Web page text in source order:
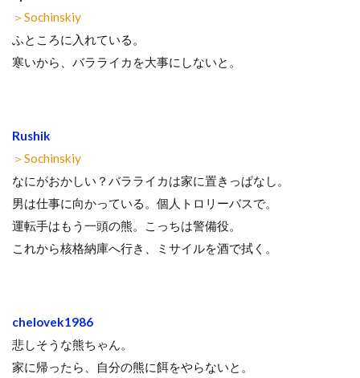
＞Sochinskiy
ふところに入れている。
寒いから、バラライカを大事にしないと。
Rushik
＞Sochinskiy
なにがおかしい？バラライカは家に置きっぱなし。
男は仕事に向かっている。個人トロリーバスで。
運転手はもう一頭の熊。こっちは警備役。
これから核格納庫へ行き、ミサイルを酒で拭く。
chelovek1986
悲しそうな熊ちゃん。
家に帰ったら、自分の熊に餌をやらないと。